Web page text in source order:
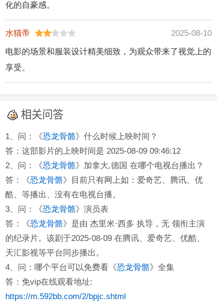
化的自豪感。
水猫帝
2025-08-10
电影的场景和服装设计精美细致，为观众带来了视觉上的
享受。
相关问答
1、问：《恐龙骨骼》什么时候上映时间？
答：这部影片的上映时间是 2025-08-09 09:46:12
2、问：《恐龙骨骼》加拿大,德国 在哪个电视台播出？
答：《恐龙骨骼》目前只有网上如：爱奇艺、腾讯、优
酷、等播出、没有在电视台播。
3、问：《恐龙骨骼》演员表
答：《恐龙骨骼》是由 杰里米·西多 执导，无 领衔主演
的纪录片。该剧于2025-08-09 在腾讯、爱奇艺、优酷、
天汇影视等平台同步播出。
4、问：哪个平台可以免费看《恐龙骨骼》全集
答：免vip在线观看地址:
https://m.592bb.com/2/bpjc.shtml